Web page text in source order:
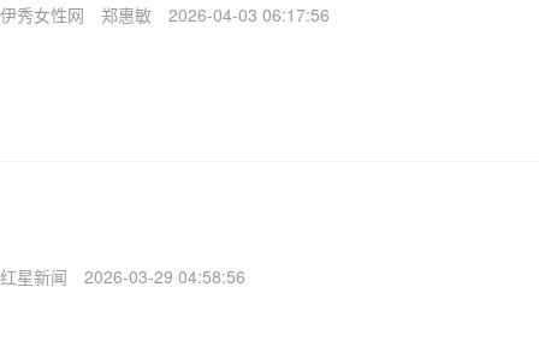
伊秀女性网 郑惠敏 2026-04-03 06:17:56
红星新闻 2026-03-29 04:58:56